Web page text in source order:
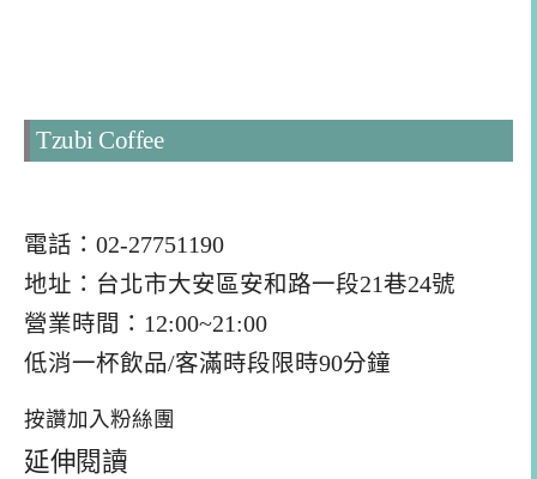
Tzubi Coffee
電話：02-27751190
地址：台北市大安區安和路一段21巷24號
營業時間：12:00~21:00
低消一杯飲品/客滿時段限時90分鐘
按讚加入粉絲團
延伸閱讀